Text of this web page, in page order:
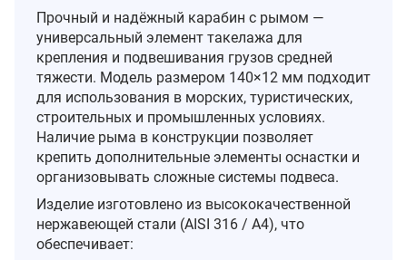
Прочный и надёжный карабин с рымом —
универсальный элемент такелажа для
крепления и подвешивания грузов средней
тяжести. Модель размером 140×12 мм подходит
для использования в морских, туристических,
строительных и промышленных условиях.
Наличие рыма в конструкции позволяет
крепить дополнительные элементы оснастки и
организовывать сложные системы подвеса.
Изделие изготовлено из высококачественной
нержавеющей стали (AISI 316 / A4), что
обеспечивает: